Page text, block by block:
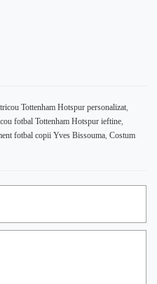
tricou Tottenham Hotspur personalizat,
fotbal Tottenham Hotspur ieftine,
fotbal copii Yves Bissouma, Costum